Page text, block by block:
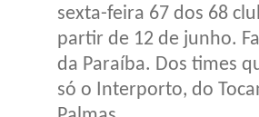
sexta-feira 67 dos 68
partir de 12 de junho.
da Paraíba. Dos times
só o Interporto, do